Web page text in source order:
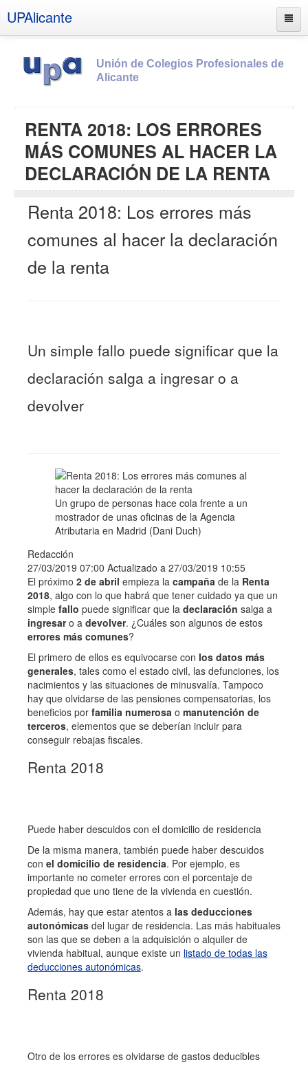
UPAlicante
Unión de Colegios Profesionales de
Alicante
Información
Socios
Estatutos
Documentos
PROA
RENTA 2018: LOS ERRORES
MÁS COMUNES AL HACER LA
DECLARACIÓN DE LA RENTA
Renta 2018: Los errores más
comunes al hacer la declaración
de la renta
Un simple fallo puede significar que la
declaración salga a ingresar o a
devolver
Un grupo de personas hace cola frente a un
mostrador de unas oficinas de la Agencia
Atributaria en Madrid (Dani Duch)
Redacción
27/03/2019 07:00 Actualizado a 27/03/2019 10:55
El próximo 2 de abril empieza la campaña de la Renta
2018, algo con lo que habrá que tener cuidado ya que un
simple fallo puede significar que la declaración salga a
ingresaro a devolver. ¿Cuáles son algunos de estos
errores más comunes?
El primero de ellos es equivocarse con los datos más
generales, tales como el estado civil, las defunciones, los
nacimientos y las situaciones de minusvalía. Tampoco
hay que olvidarse de las pensiones compensatorias, los
beneficios por familia numerosa o manutención de
terceros, elementos que se deberían incluir para
conseguir rebajas fiscales.
Renta 2018
Puede haber descuidos con el domicilio de residencia
De la misma manera, también puede haber descuidos
con el domicilio de residencia. Por ejemplo, es
importante no cometer errores con el porcentaje de
propiedad que uno tiene de la vivienda en cuestión.
Además, hay que estar atentos a las deducciones
autonómicas del lugar de residencia. Las más habituales
son las que se deben a la adquisición o alquiler de
vivienda habitual, aunque existe un listado de todas las
deducciones autonómicas.
Renta 2018
Otro de los errores es olvidarse de gastos deducibles